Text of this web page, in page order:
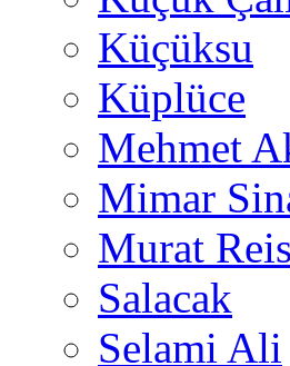
Küçüksu
Küplüce
Mehmet
Mimar
Murat Reis
Salacak
Selami Ali